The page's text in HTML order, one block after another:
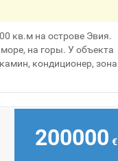
кв.м на острове Эвия.
на горы. У объекта
кондиционер, зона
200000 €